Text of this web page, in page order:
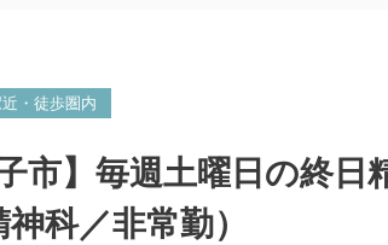
・徒歩圏内
子市】毎週土曜日の終
科／非常勤）